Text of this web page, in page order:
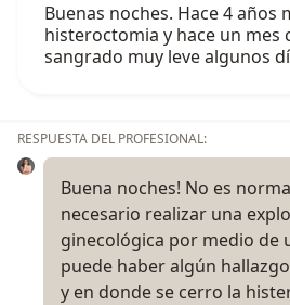
Buenas noches. Hace 4 años
histeroctomia y hace un mes
sangrado muy leve algunos
RESPUESTA DEL PROFESIONAL:
Buena noches! No es
necesario realizar una
ginecológica por medio de
puede haber algún
y en donde se cerro la